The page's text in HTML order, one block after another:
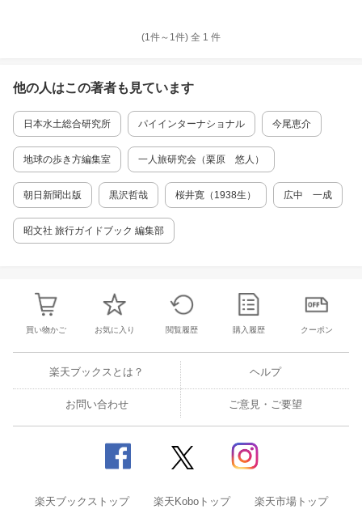
たわっています。先人たちのつくり上げた原風
か。
(1件～ 1件) 全 1 件
他の人はこの著者も見ています
日本水土総合研究所 パイインターナショナル 今尾恵介
地球の歩き方編集室 一人旅研究会（栗原 悠人）
朝日新聞出版 黒沢哲哉 桜井寛（1938生） 広中 一成
昭文社 旅行ガイドブック 編集部
買い物かご お気に入り 閲覧履歴 購入履歴 クーポン
楽天ブックスとは？ ヘルプ
お問い合わせ ご意見・ご要望
楽天ブックストップ 楽天Koboトップ 楽天市場トップ